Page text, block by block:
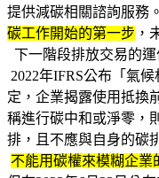
提供減碳相關諮詢服務
碳工作開始的第一步 ，
下一階段排放交易的運
2022年IFRS公布「氣
定，企業揭露使用抵換
稱進行碳中和或淨零，
排，且不應與自身的碳
不能用碳權來模糊企業